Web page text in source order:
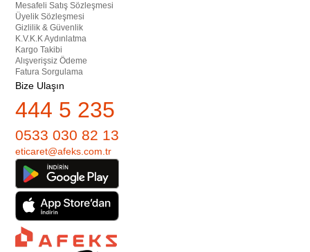
Mesafeli Satış Sözleşmesi
Üyelik Sözleşmesi
Gizlilik & Güvenlik
K.V.K.K Aydınlatma
Kargo Takibi
Alışverişsiz Ödeme
Fatura Sorgulama
Bize Ulaşın
444 5 235
0533 030 82 13
eticaret@afeks.com.tr